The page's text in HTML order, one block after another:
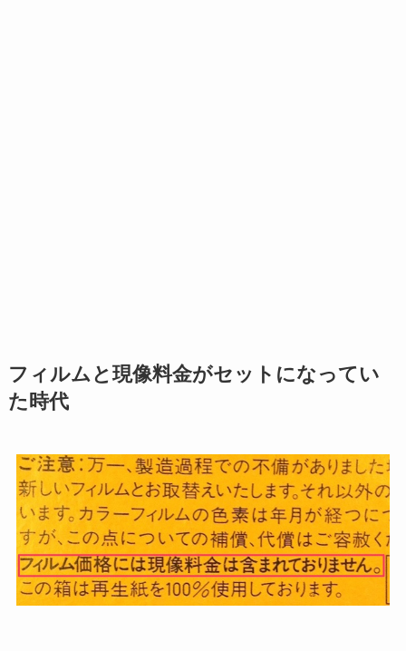
フィルムと現像料金がセットになってい
た時代